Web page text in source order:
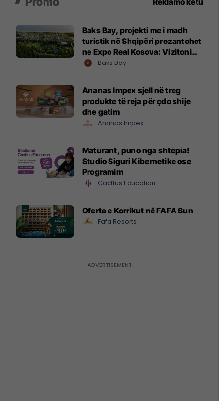
Baks Bay, projekti me i madh
turistik në Shqipëri prezantohet
ne Expo Real Kosova: Vizitoni
shtandin dhe zbuloni
Baks Bay
Ananas Impex sjell në treg
produkte të reja për çdo shije
dhe gatim
Ananas Impex
Maturant, puno nga shtëpia!
Studio Siguri Kibernetike ose
Programim
Cacttus Education
Oferta e Korrikut në FAFA Sun
Fafa Resorts